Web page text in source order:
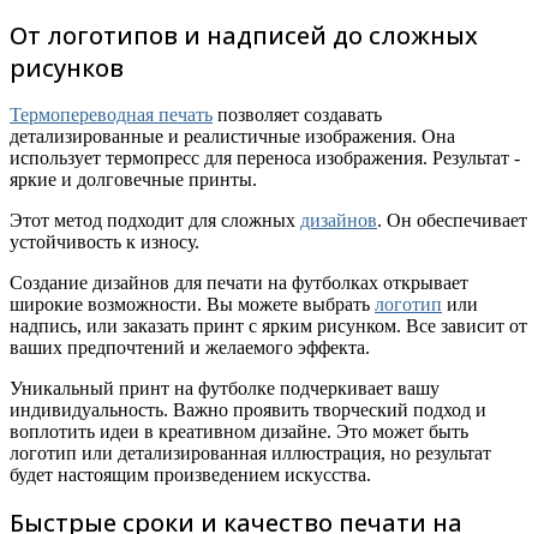
От логотипов и надписей до сложных
рисунков
Термопереводная печать позволяет создавать
детализированные и реалистичные изображения. Она
использует термопресс для переноса изображения. Результат -
яркие и долговечные принты.
Этот метод подходит для сложных дизайнов. Он обеспечивает
устойчивость к износу.
Создание дизайнов для печати на футболках открывает
широкие возможности. Вы можете выбрать логотип или
надпись, или заказать принт с ярким рисунком. Все зависит от
ваших предпочтений и желаемого эффекта.
Уникальный принт на футболке подчеркивает вашу
индивидуальность. Важно проявить творческий подход и
воплотить идеи в креативном дизайне. Это может быть
логотип или детализированная иллюстрация, но результат
будет настоящим произведением искусства.
Быстрые сроки и качество печати на